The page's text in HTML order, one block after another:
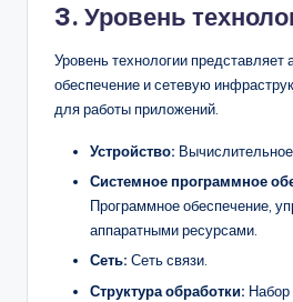
3. Уровень
Уровень технологии представляет
обеспечение и сетевую
для работы приложений.
Устройство:
Системное программное
Программное обеспечение,
аппаратными ресурсами.
Сеть: Сеть связи.
Структура обработки: Набор